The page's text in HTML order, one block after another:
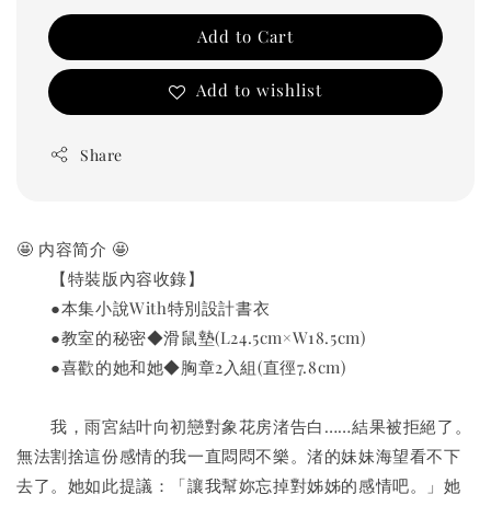
Add to Cart
Add to wishlist
Share
🤩 内容简介 🤩
【特裝版內容收錄】
●本集小說With特別設計書衣
●教室的秘密◆滑鼠墊(L24.5cm×W18.5cm)
●喜歡的她和她◆胸章2入組(直徑7.8cm)
我，雨宮結叶向初戀對象花房渚告白……結果被拒絕了。
無法割捨這份感情的我一直悶悶不樂。渚的妹妹海望看不下
去了。她如此提議：「讓我幫妳忘掉對姊姊的感情吧。」她